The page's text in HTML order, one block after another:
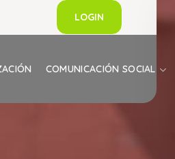
LOGIN
COMUNICACIÓN SOCIAL